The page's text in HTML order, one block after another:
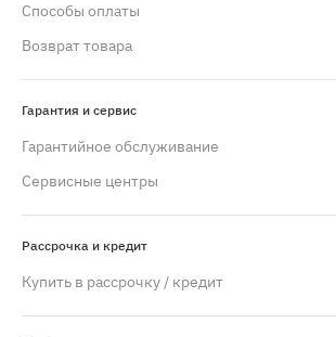
Способы оплаты
Возврат товара
Гарантия и сервис
Гарантийное обслуживание
Сервисные центры
Рассрочка и кредит
Купить в рассрочку / кредит